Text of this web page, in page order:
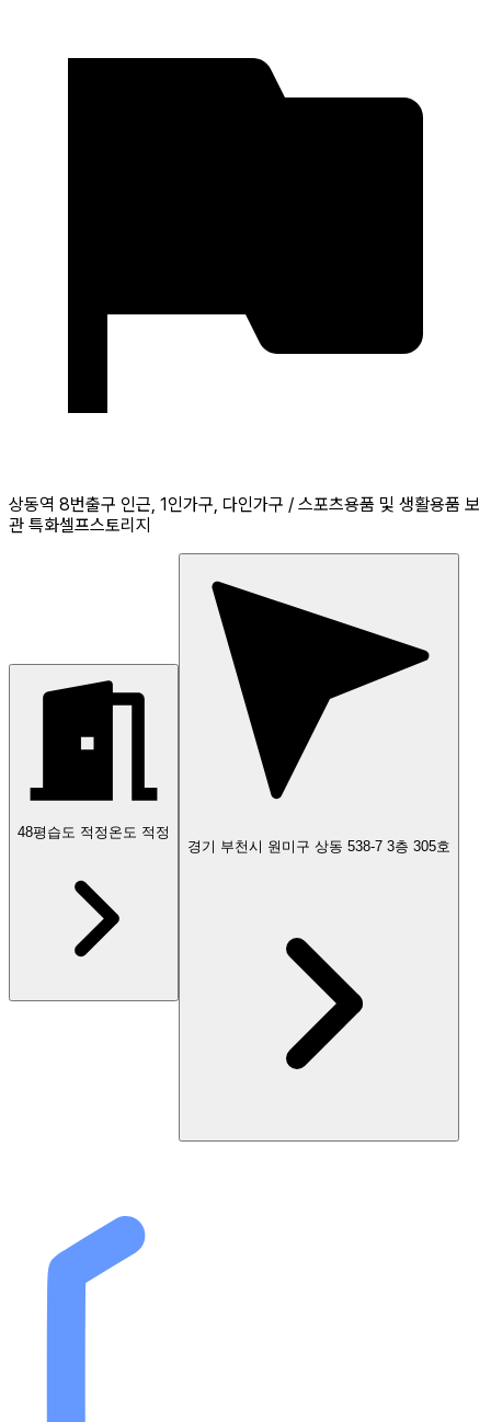
상동역 8번출구 인근, 1인가구, 다인가구 / 스포츠용품 및 생활용품 보
관 특화셀프스토리지
48평 습도 적정 온도 적정
경기 부천시 원미구 상동 538-7 3층 305호